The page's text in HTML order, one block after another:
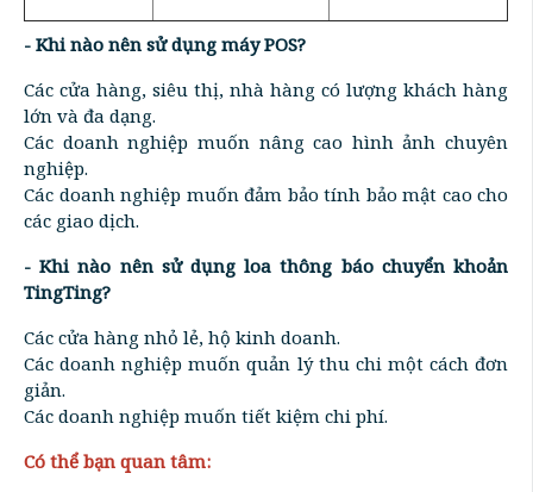
- Khi nào nên sử dụng máy POS?
Các cửa hàng, siêu thị, nhà hàng có lượng khách hàng
lớn và đa dạng.
Các doanh nghiệp muốn nâng cao hình ảnh chuyên
nghiệp.
Các doanh nghiệp muốn đảm bảo tính bảo mật cao cho
các giao dịch.
- Khi nào nên sử dụng loa thông báo chuyển khoản
TingTing?
Các cửa hàng nhỏ lẻ, hộ kinh doanh.
Các doanh nghiệp muốn quản lý thu chi một cách đơn
giản.
Các doanh nghiệp muốn tiết kiệm chi phí.
Có thể bạn quan tâm: